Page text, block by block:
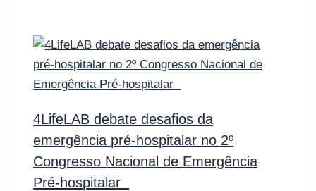
4LifeLAB debate desafios da
emergência pré-hospitalar no 2º
Congresso Nacional de Emergência
Pré-hospitalar